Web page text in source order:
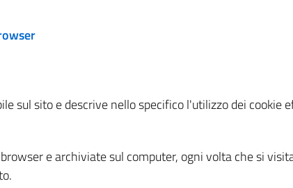
sul sito e descrive nello specifico l'utilizzo dei cookie
e archiviate sul computer, ogni volta che si